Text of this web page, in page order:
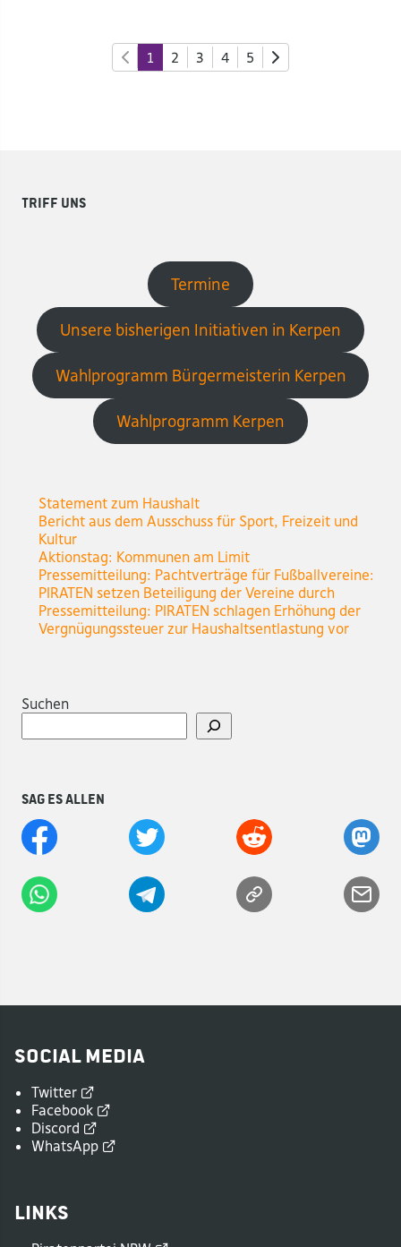
1 2 3 4 5
Triff uns
Termine
Unsere bisherigen Initiativen in Kerpen
Wahlprogramm Bürgermeisterin Kerpen
Wahlprogramm Kerpen
Statement zum Haushalt
Bericht aus dem Ausschuss für Sport, Freizeit und
Kultur
Aktionstag: Kommunen am Limit
Pressemitteilung: Pachtverträge für Fußballvereine:
PIRATEN setzen Beteiligung der Vereine durch
Pressemitteilung: PIRATEN schlagen Erhöhung der
Vergnügungssteuer zur Haushaltsentlastung vor
Suchen
Sag es allen
Social Media
Twitter
Facebook
Discord
WhatsApp
Links